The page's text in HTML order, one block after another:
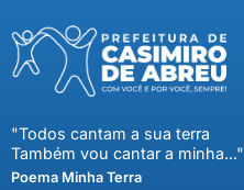
"Todos cantam a sua terra
Também vou cantar a minha..."
Poema Minha Terra